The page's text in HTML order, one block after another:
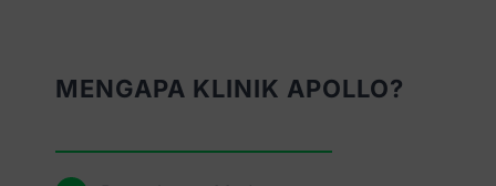
MENGAPA KLINIK APOLLO?